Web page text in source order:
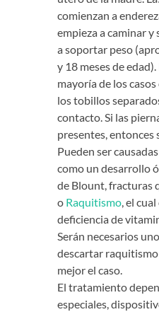
comienzan a
empieza a caminar
a soportar peso
y 18 meses de
mayoría de los
los tobillos
contacto. Si las
presentes, entonces
Pueden ser
como un desarrollo
de Blount, fracturas
o Raquitismo, el
deficiencia de
Serán necesarios
descartar
mejor el caso.
El tratamiento
especiales,